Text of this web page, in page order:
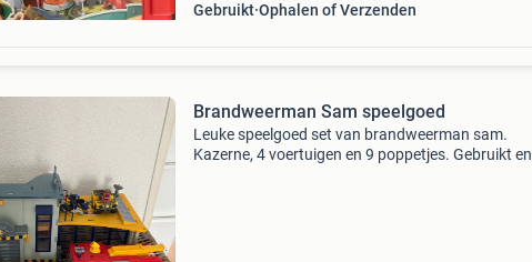
Gebruikt Ophalen of Verzenden
Brandweerman Sam speelgoed
Leuke speelgoed set van brandweerman sam.
Kazerne, 4 voertuigen en 9 poppetjes. Gebruikt en